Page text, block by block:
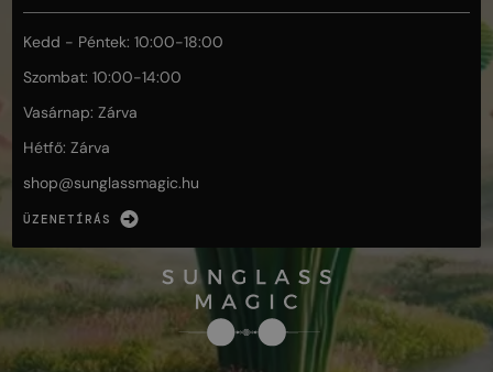
Kedd - Péntek: 10:00-18:00
Szombat: 10:00-14:00
Vasárnap: Zárva
Hétfő: Zárva
shop@sunglassmagic.hu
ÜZENETÍRÁS